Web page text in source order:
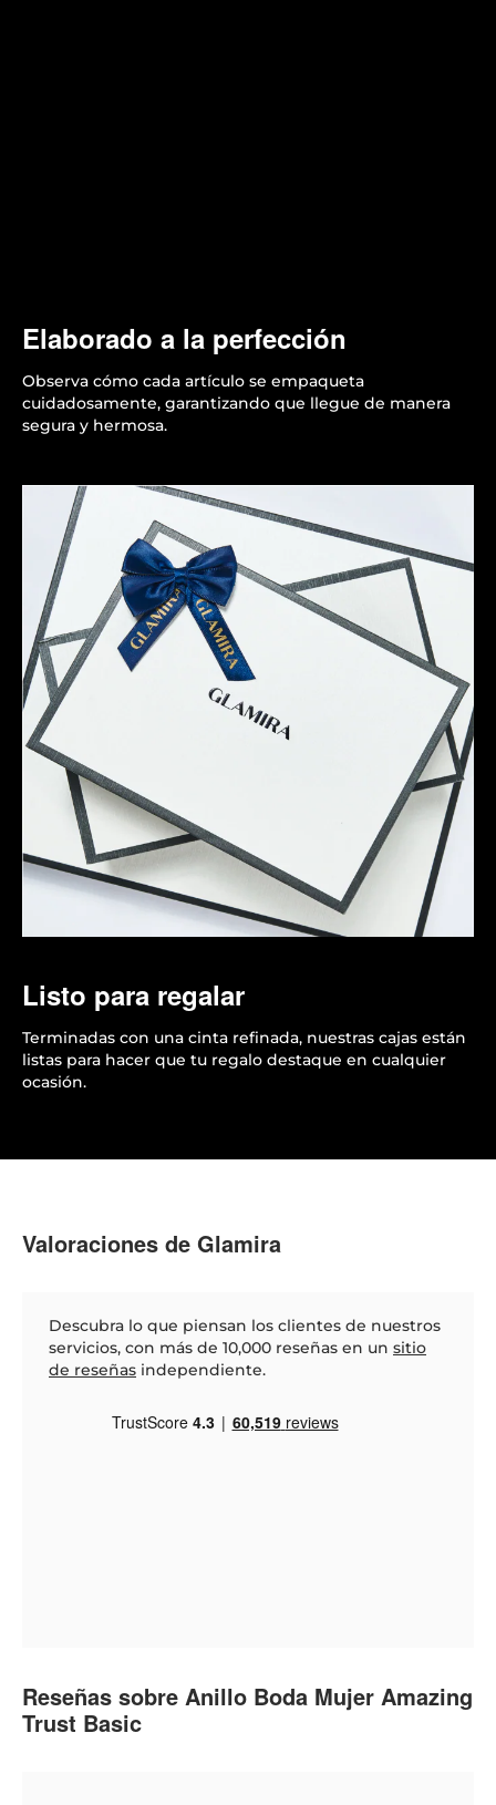
Elaborado a la perfección
Observa cómo cada artículo se empaqueta
cuidadosamente, garantizando que llegue de manera
segura y hermosa.
Listo para regalar
Terminadas con una cinta refinada, nuestras cajas están
listas para hacer que tu regalo destaque en cualquier
ocasión.
Valoraciones de Glamira
Descubra lo que piensan los clientes de nuestros
servicios, con más de 10,000 reseñas en un sitio
de reseñas independiente.
Reseñas sobre Anillo Boda Mujer Amazing
Trust Basic